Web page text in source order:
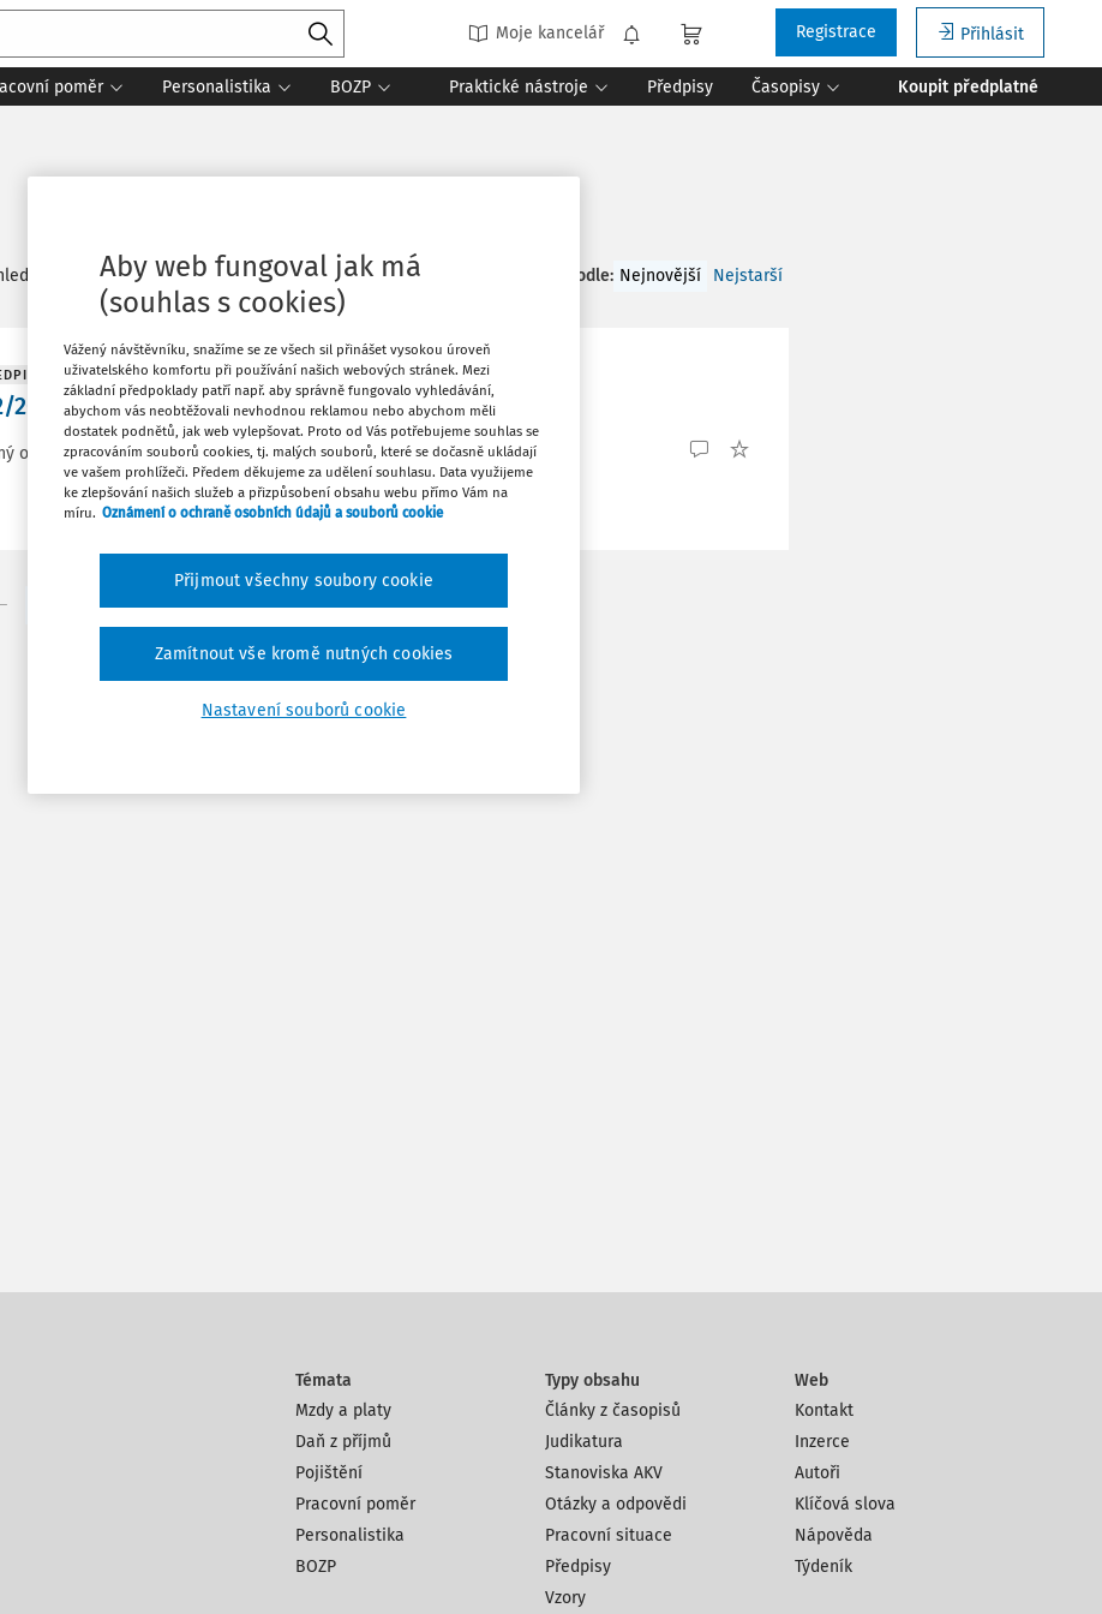
Moje kancelář Přihlásit
Registrace
poměr Personalistika BOZP Praktické nástroje Předpisy Časopisy Koupit předplatné
dokumentů:1 Řadit podle: Nejnovější Nejstarší
2006 Sb., zákoník práce
od 31. 12. 2006
Témata
Mzdy a platy
Daň z příjmů
Pojištění
Pracovní poměr
Personalistika
BOZP
Typy obsahu
Články z časopisů
Judikatura
Stanoviska AKV
Otázky a odpovědi
Pracovní situace
Předpisy
Vzory
Web
Kontakt
Inzerce
Autoři
Klíčová slova
Nápověda
Týdeník
Aby web fungoval jak má
(souhlas s cookies)
Vážený návštěvníku, snažíme se ze všech sil přinášet vysokou úroveň
uživatelského komfortu při používání našich webových stránek. Mezi
základní předpoklady patří např. aby správně fungovalo vyhledávání,
abychom vás neobtěžovali nevhodnou reklamou nebo abychom měli
dostatek podnětů, jak web vylepšovat. Proto od Vás potřebujeme souhlas se
zpracováním souborů cookies, tj. malých souborů, které se dočasně ukládají
ve vašem prohlížeči. Předem děkujeme za udělení souhlasu. Data využijeme
ke zlepšování našich služeb a přizpůsobení obsahu webu přímo Vám na
míru. Oznámení o ochraně osobních údajů a souborů cookie
Nastavení souborů cookie
Zamítnout vše kromě nutných cookies
Přijmout všechny soubory cookie